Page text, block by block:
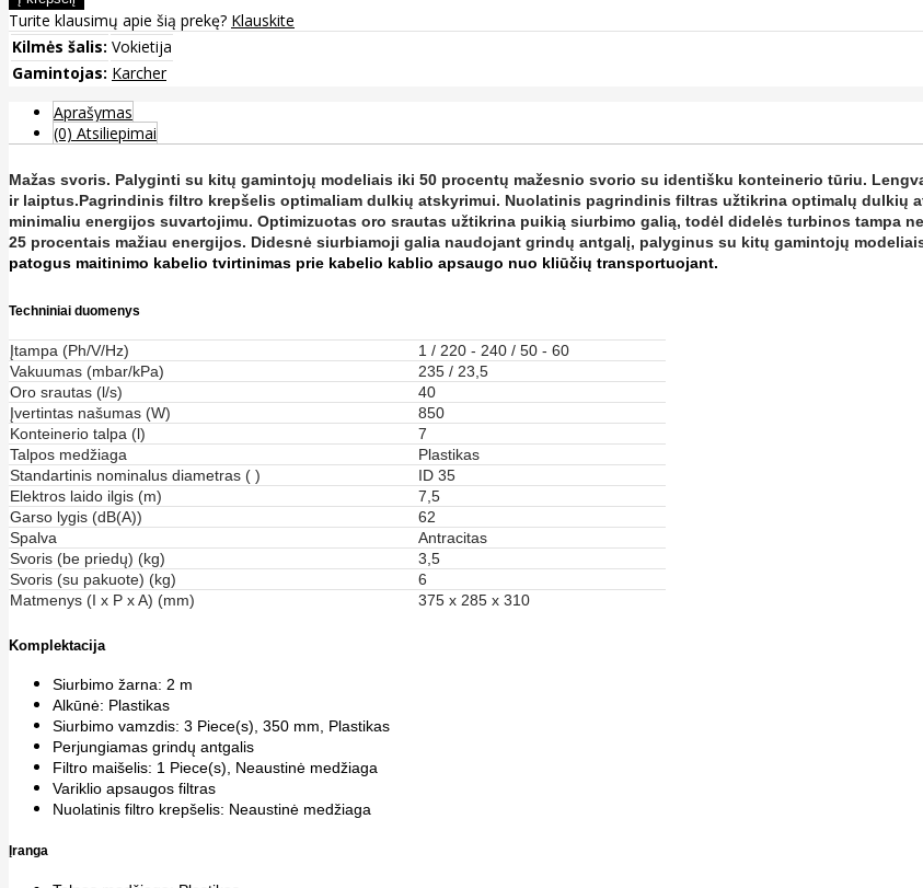
Turite klausimų apie šią prekę? Klauskite
Kilmės šalis: Vokietija
Gamintojas: Karcher
Aprašymas
(0) Atsiliepimai
Mažas svoris. Palyginti su kitų gamintojų modeliais iki 50 procentų mažesnio svorio su identišku konteinerio tūriu.
ir laiptus.Pagrindinis filtro krepšelis optimaliam dulkių atskyrimui. Nuolatinis pagrindinis filtras užtikrina optimalų dulkių
minimaliu energijos suvartojimu. Optimizuotas oro srautas užtikrina puikią siurbimo galią, todėl didelės turbinos tampa
25 procentais mažiau energijos. Didesnė siurbiamoji galia naudojant grindų antgalį, palyginus su kitų gamintojų
patogus maitinimo kabelio tvirtinimas prie kabelio kablio apsaugo nuo kliūčių transportuojant.
Techniniai duomenys
Įtampa (Ph/V/Hz)
1 / 220 - 240 / 50 - 60
Vakuumas (mbar/kPa)
235 / 23,5
Oro srautas (l/s)
40
Įvertintas našumas (W)
850
Konteinerio talpa (l)
7
Talpos medžiaga
Plastikas
Standartinis nominalus diametras ( )
ID 35
Elektros laido ilgis (m)
7,5
Garso lygis (dB(A))
62
Spalva
Antracitas
Svoris (be priedų) (kg)
3,5
Svoris (su pakuote) (kg)
6
Matmenys (I x P x A) (mm)
375 x 285 x 310
Komplektacija
Siurbimo žarna: 2 m
Alkūnė: Plastikas
Siurbimo vamzdis: 3 Piece(s), 350 mm, Plastikas
Perjungiamas grindų antgalis
Filtro maišelis: 1 Piece(s), Neaustinė medžiaga
Variklio apsaugos filtras
Nuolatinis filtro krepšelis: Neaustinė medžiaga
Įranga